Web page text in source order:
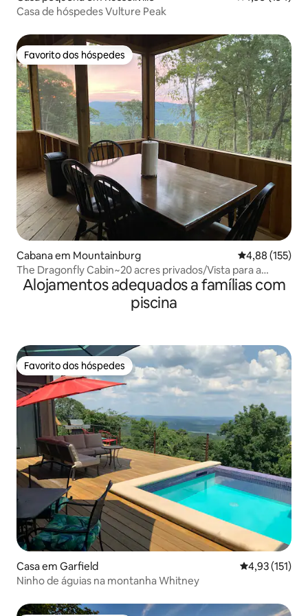
Casa de hóspedes Vulture Peak
Favorito dos hóspedes
Favorito dos hóspedes
Cabana em Mountainburg Classificação
4,88 (155)
The Dragonfly Cabin~20 acres privados/Vista para a
montanha
Alojamentos adequados a famílias com
piscina
Favorito dos hóspedes
Favorito dos hóspedes
Casa em Garfield Classificação
4,93 (151)
Ninho de águias na montanha Whitney